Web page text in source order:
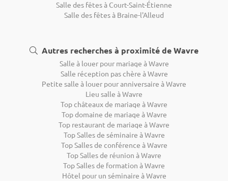
Salle des fêtes à Court-Saint-Étienne
Salle des fêtes à Braine-l'Alleud
Autres recherches à proximité de Wavre
Salle à louer pour mariage à Wavre
Salle réception pas chère à Wavre
Petite salle à louer pour anniversaire à Wavre
Lieu salle à Wavre
Top châteaux de mariage à Wavre
Top domaine de mariage à Wavre
Top restaurant de mariage à Wavre
Top Salles de séminaire à Wavre
Top Salles de conférence à Wavre
Top Salles de réunion à Wavre
Top Salles de formation à Wavre
Hôtel pour un séminaire à Wavre